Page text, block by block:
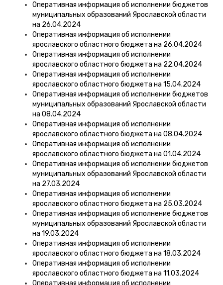
Оперативная информация об исполнении бюджетов
муниципальных образований Ярославской области
на 26.04.2024
Оперативная информация об исполнении
ярославского областного бюджета на 26.04.2024
Оперативная информация об исполнении
ярославского областного бюджета на 22.04.2024
Оперативная информация об исполнении
ярославского областного бюджета на 15.04.2024
Оперативная информация об исполнении бюджетов
муниципальных образований Ярославской области
на 08.04.2024
Оперативная информация об исполнении
ярославского областного бюджета на 08.04.2024
Оперативная информация об исполнении
ярославского областного бюджета на 01.04.2024
Оперативная информация об исполнении бюджетов
муниципальных образований Ярославской области
на 27.03.2024
Оперативная информация об исполнении
ярославского областного бюджета на 25.03.2024
Оперативная информация об исполнение бюджетов
муниципальных образований Ярославской области
на 19.03.2024
Оперативная информация об исполнении
ярославского областного бюджета на 18.03.2024
Оперативная информация об исполнении
ярославского областного бюджета на 11.03.2024